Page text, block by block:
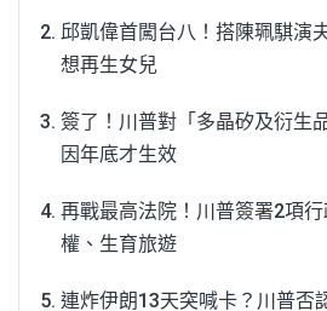
邱凱偉首闖台八！搭陳珮騏演
想再生女兒
簽了！川普對「多晶矽及衍
因年底才生效
再戰最高法院！川普簽署2項
權、生育旅遊
連炸伊朗13天突喊卡？川普否